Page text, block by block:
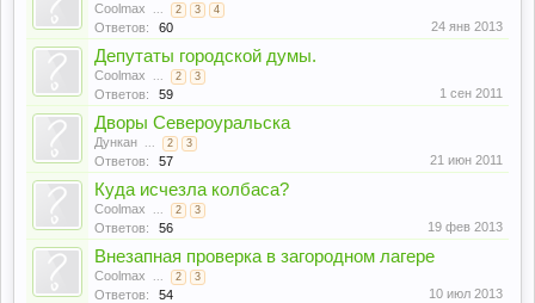
Coolmax ... 2 3 4
Ответов: 60 24 янв 2013
Депутаты городской думы.
Coolmax ... 2 3
Ответов: 59 1 сен 2011
Дворы Североуральска
Дункан ... 2 3
Ответов: 57 21 июн 2011
Куда исчезла колбаса?
Coolmax ... 2 3
Ответов: 56 19 фев 2013
Внезапная проверка в загородном лагере
Coolmax ... 2 3
Ответов: 54 10 июл 2013